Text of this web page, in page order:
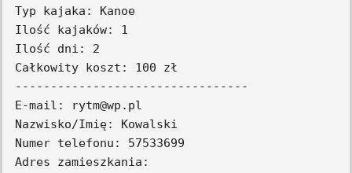
Typ kajaka: Kanoe
Ilość kajaków: 1
Ilość dni: 2
Całkowity koszt: 100 zł
---------------------------------
E-mail: rytm@wp.pl
Nazwisko/Imię: Kowalski
Numer telefonu: 57533699
Adres zamieszkania: